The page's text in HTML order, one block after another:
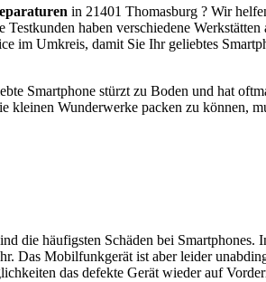
in 21401 Thomasburg ? Wir
haben verschiedene
im Umkreis, damit Sie Ihr geliebtes
Smartphone stürzt zu Boden und hat
kleinen Wunderwerke packen zu können,
die häufigsten Schäden bei
Das Mobilfunkgerät ist aber leider
das defekte Gerät wieder auf